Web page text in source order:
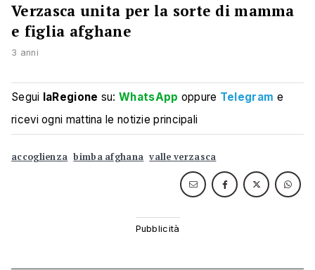
Verzasca unita per la sorte di mamma
e figlia afghane
3 anni
Segui laRegione su:WhatsApp oppure Telegram e
ricevi ogni mattina le notizie principali
accoglienza bimba afghana valle verzasca